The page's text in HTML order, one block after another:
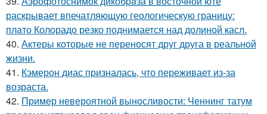
раскрывает впечатляющую геологическую границу:
плато Колорадо резко поднимается над долиной касл.
40. Актеры которые не переносят друг друга в реальной
жизни.
41. Кэмерон диас призналась, что переживает из-за
возраста.
42. Пример невероятной выносливости: Ченнинг татум